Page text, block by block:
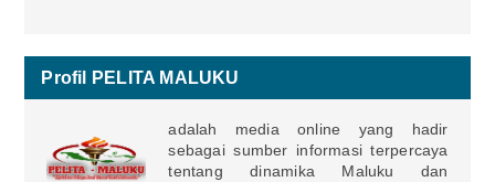
Profil PELITA MALUKU
adalah media online yang hadir
sebagai sumber informasi terpercaya
tentang dinamika Maluku dan